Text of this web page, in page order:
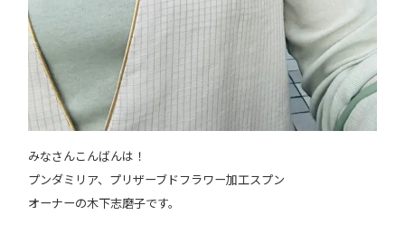
みなさんこんばんは！
プンダミリア、プリザーブドフラワー加工スプン
オーナーの木下志磨子です。